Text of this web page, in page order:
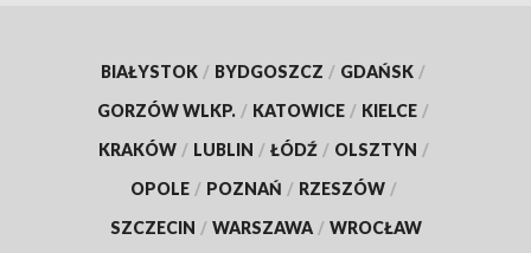
BIAŁYSTOK / BYDGOSZCZ / GDAŃSK /
GORZÓW WLKP. / KATOWICE / KIELCE /
KRAKÓW / LUBLIN / ŁÓDŹ / OLSZTYN /
OPOLE / POZNAŃ / RZESZÓW /
SZCZECIN / WARSZAWA / WROCŁAW